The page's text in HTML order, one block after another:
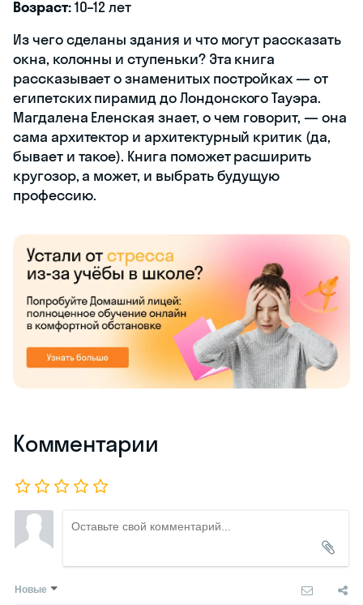
Возраст:10–12 лет
Из чего сделаны здания и что могут рассказать
окна, колонны и ступеньки? Эта книга
рассказывает о знаменитых постройках — от
египетских пирамид до Лондонского Тауэра.
Магдалена Еленская знает, о чем говорит, — она
сама архитектор и архитектурный критик (да,
бывает и такое). Книга поможет расширить
кругозор, а может, и выбрать будущую
профессию.
Комментарии
Новые